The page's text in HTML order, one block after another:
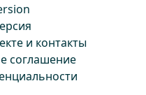
и контакты
соглашение